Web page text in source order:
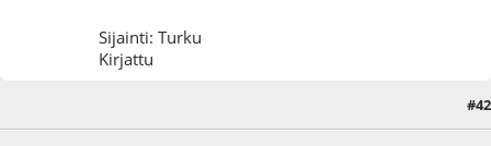
Sijainti: Turku
Kirjattu
#42